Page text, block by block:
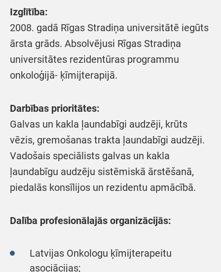
Izglītība:
2008. gadā Rīgas Stradiņa universitātē iegūts
ārsta grāds. Absolvējusi Rīgas Stradiņa
universitātes rezidentūras programmu
onkoloģijā- ķīmijterapijā.
Darbības prioritātes:
Galvas un kakla ļaundabīgi audzēji, krūts
vēzis, gremošanas trakta ļaundabīgi audzēji.
Vadošais speciālists galvas un kakla
ļaundabīgu audzēju sistēmiskā ārstēšanā,
piedalās konsīlijos un rezidentu apmācībā.
Dalība profesionālajās organizācijās:
Latvijas Onkologu ķīmijterapeitu
asociācijas;